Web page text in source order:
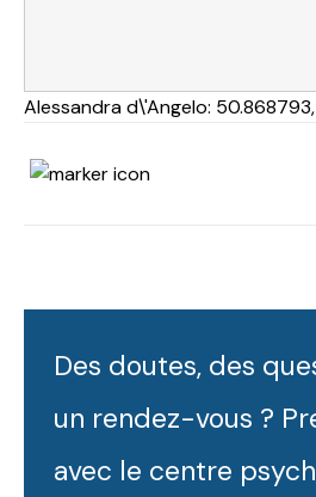
Alessandra d\'Angelo: 50.868793,
Des doutes, des
un rendez-vous ?
avec le centre